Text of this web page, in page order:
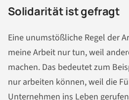
Solidarität ist gefragt
Eine unumstößliche Regel der
meine Arbeit nur tun, weil
machen. Das bedeutet zum
nur arbeiten können, weil die
Unternehmen ins Leben